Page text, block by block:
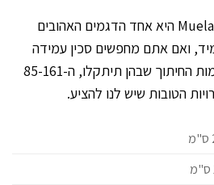
סכין ה- 85-181 של חברת Muela היא אחד הדגמים האהובים
ואם אתם מחפשים סכין עמידה
ואמינה שתעמוד בכל משימות החיתוך שבהן תיתקלו, ה-85-161
הטובות שיש לנו להציע.